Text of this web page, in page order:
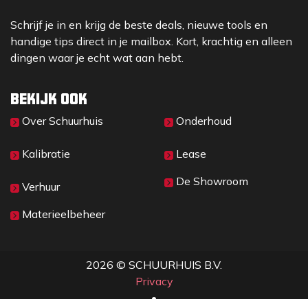
Schrijf je in en krijg de beste deals, nieuwe tools en
handige tips direct in je mailbox. Kort, krachtig en alleen
dingen waar je echt wat aan hebt.
Bekijk ook
Over Sc​huurhuis
Kalibratie
Verhuur
Materieelbeheer
Onderhoud
Lease
De Showroom
2026 © SCHUURHUIS B.V.
Privacy